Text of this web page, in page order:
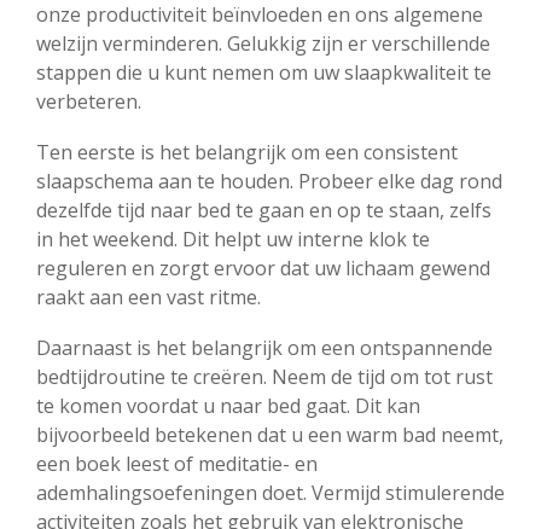
onze productiviteit beïnvloeden en ons algemene
welzijn verminderen. Gelukkig zijn er verschillende
stappen die u kunt nemen om uw slaapkwaliteit te
verbeteren.
Ten eerste is het belangrijk om een consistent
slaapschema aan te houden. Probeer elke dag rond
dezelfde tijd naar bed te gaan en op te staan, zelfs
in het weekend. Dit helpt uw interne klok te
reguleren en zorgt ervoor dat uw lichaam gewend
raakt aan een vast ritme.
Daarnaast is het belangrijk om een ontspannende
bedtijdroutine te creëren. Neem de tijd om tot rust
te komen voordat u naar bed gaat. Dit kan
bijvoorbeeld betekenen dat u een warm bad neemt,
een boek leest of meditatie- en
ademhalingsoefeningen doet. Vermijd stimulerende
activiteiten zoals het gebruik van elektronische